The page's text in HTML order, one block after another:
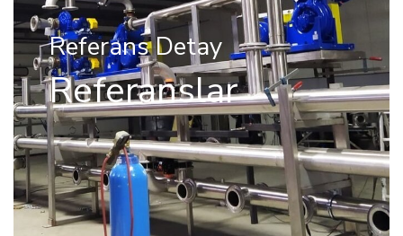
Referans Detay
Referanslar